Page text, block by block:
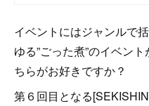
イベントにはジャンルで
ゆる”ごった煮”のイベン
ちらがお好きですか？
第６回目となる